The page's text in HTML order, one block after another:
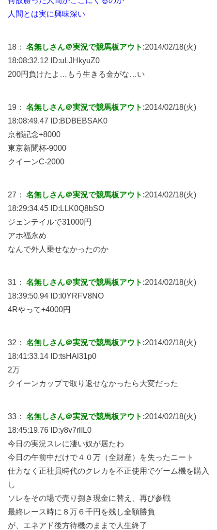
人間とは実に興味深い
18： 名無しさん＠実況で競馬板アウト:2014/02/18(火)
18:08:32.12 ID:uLJHkyuZ0
200円負けたよ…もう生きる金がな…い
19： 名無しさん＠実況で競馬板アウト:2014/02/18(火)
18:08:49.47 ID:BDBEBSAK0
京都記念+8000
東京新聞杯-9000
クイーンC-2000
27： 名無しさん＠実況で競馬板アウト:2014/02/18(火)
18:29:34.45 ID: LLK0Q8bSO
ジェンテイルで31000円
アホ福永め
なんで外人乗せなかったのか
31： 名無しさん＠実況で競馬板アウト:2014/02/18(火)
18:39:50.94 ID: I0YRFV8NO
4Rやって+4000円
32： 名無しさん＠実況で競馬板アウト:2014/02/18(火)
18:41:33.14 ID:tsHAl31p0
2万
クイーンカップで取り返せなかったら大変だった
33： 名無しさん＠実況で競馬板アウト:2014/02/18(火)
18:45:19.76 ID:y8v7rlIL0
今日の実況スレに凄い奴が居たわ
今日の午前中だけで４０万（全財産）を失ったニート
仕方なく正社員時代のクレカを不正使用でゲーム機を購入
し
ソレをその場で売り捌き現金に替え、再び参戦
最終レース時に８万６千円を残し全額勝負
が、エネアド後方待機のままで人生終了